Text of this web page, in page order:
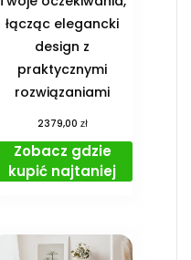
łącząc elegancki
design z
praktycznymi
rozwiązaniami
2379,00 zł
Zobacz gdzie
kupić najtaniej